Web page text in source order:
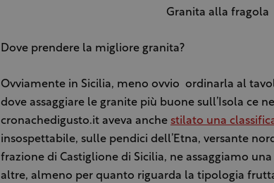
Granita alla fragola
Dove prendere la migliore granita?
Ovviamente in Sicilia, meno ovvio ordinarla al
dove assaggiare le granite più buone sull’Isola ce
cronachedigusto.it aveva anche stilato una
insospettabile, sulle pendici dell’Etna, versante
frazione di Castiglione di Sicilia, ne assaggiamo
altre, almeno per quanto riguarda la tipologia